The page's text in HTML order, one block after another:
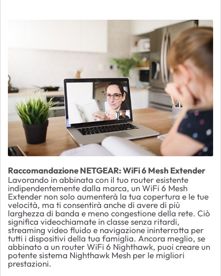
Raccomandazione NETGEAR: WiFi 6 Mesh Extender
Lavorando in abbinata con il tuo router esistente
indipendentemente dalla marca, un WiFi 6 Mesh
Extender non solo aumenterà la tua copertura e le tue
velocità, ma ti consentirà anche di avere di più
larghezza di banda e meno congestione della rete. Ciò
significa videochiamate in classe senza ritardi,
streaming video fluido e navigazione ininterrotta per
tutti i dispositivi della tua famiglia. Ancora meglio, se
abbinato a un router WiFi 6 Nighthawk, puoi creare un
potente sistema Nighthawk Mesh per le migliori
prestazioni.